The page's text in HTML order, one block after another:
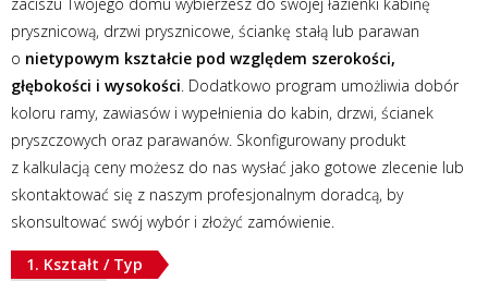
prysznicową, drzwi prysznicowe, ściankę stałą lub parawan
o nietypowym kształcie pod względem szerokości,
głębokości i wysokości. Dodatkowo program umożliwia dobór
koloru ramy, zawiasów i wypełnienia do kabin, drzwi, ścianek
pryszczowych oraz parawanów. Skonfigurowany produkt
z kalkulacją ceny możesz do nas wysłać jako gotowe zlecenie lub
skontaktować się z naszym profesjonalnym doradcą, by
skonsultować swój wybór i złożyć zamówienie.
1. Kształt / Typ